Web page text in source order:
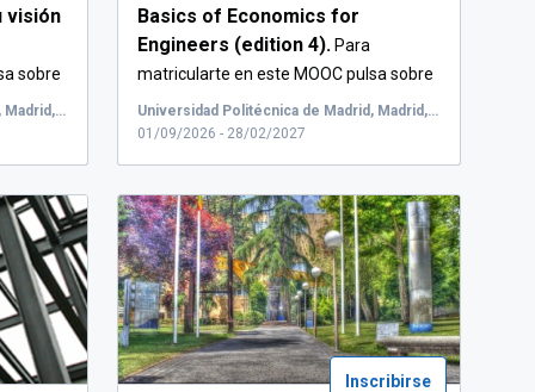
visión
sobre
Universidad Politécnica de Madrid, Madrid, España
Basics of Economics for
Engineers (edition 4). Para
matricularte en este MOOC pulsa sobre
"Inscribirse"...
Universidad Politécnica de Madrid, Madrid, España
01/09/2026 - 28/02/2027
Inscribirse